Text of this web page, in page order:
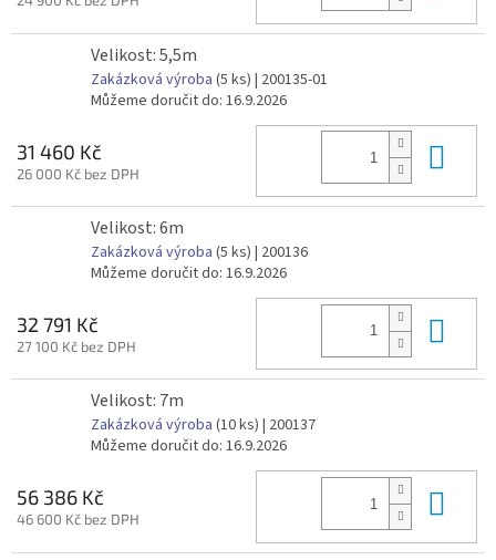
Velikost: 5,5m
Zakázková výroba (5 ks) | 200135-01
Můžeme doručit do: 16.9.2026
31 460 Kč
26 000 Kč bez DPH
Velikost: 6m
Zakázková výroba (5 ks) | 200136
Můžeme doručit do: 16.9.2026
32 791 Kč
27 100 Kč bez DPH
Velikost: 7m
Zakázková výroba (10 ks) | 200137
Můžeme doručit do: 16.9.2026
56 386 Kč
46 600 Kč bez DPH